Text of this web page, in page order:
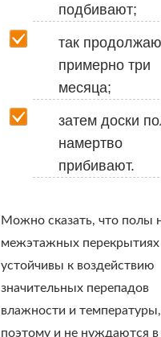
подбивают;
так
примерно три
месяца;
затем доски
намертво
прибивают.
Можно сказать, что полы
межэтажных перекрытиях
устойчивы к воздействию
значительных перепадов
влажности и температуры,
поэтому и не нуждаются в